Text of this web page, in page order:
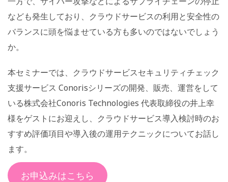
なども発生しており、クラウドサービスの利用と安全性の
バランスに頭を悩ませている方も多いのではないでしょう
か。
本セミナーでは、クラウドサービスセキュリティチェック
支援サービス Conorisシリーズの開発、販売、運営をして
いる株式会社Conoris Technologies 代表取締役の井上幸
様をゲストにお迎えし、クラウドサービス導入検討時のお
すすめ評価項目や導入後の運用テクニックについてお話し
ます。
お申込みはこちら